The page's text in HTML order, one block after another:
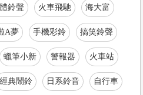
鈴聲 火車飛馳 海大富
A夢 手機彩鈴 搞笑鈴聲
蠟筆小新 警報器 火車站
經典鬧鈴 日系鈴音 自行車